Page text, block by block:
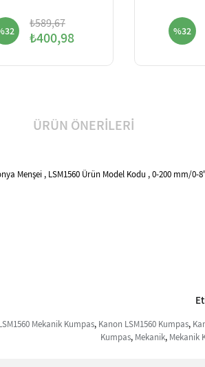
₺589,67
₺400,98 %32
ÜRÜN ÖNERILERI
Menşei , LSM1560 Ürün Model Kodu , 0-200 mm/0-
Mekanik Kumpas, Kanon LSM1560 Kumpas,
Kumpas, Mekanik, Mekanik